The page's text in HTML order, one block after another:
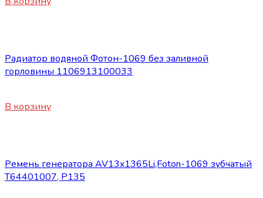
Радиатор водяной Фотон-1069 без заливной
горловины 1106913100033
В корзину
Ремень генератора AV13x1365Li,Foton-1069 зубчатый
T64401007, P135